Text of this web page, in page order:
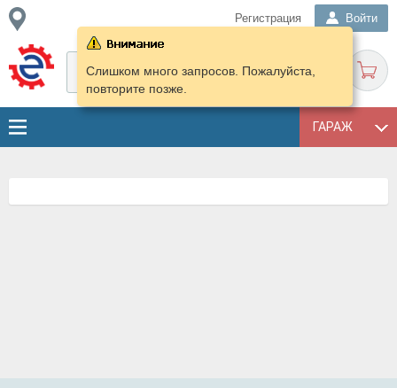
Регистрация Войти
ГАРАЖ
Слишком много запросов. Пожалуйста,
повторите позже.